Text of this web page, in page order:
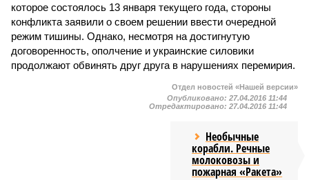
которое состоялось 13 января текущего года, стороны
конфликта заявили о своем решении ввести очередной
режим тишины. Однако, несмотря на достигнутую
договоренность, ополчение и украинские силовики
продолжают обвинять друг друга в нарушениях перемирия.
Отдел новостей «Нашей версии»
Опубликовано: 27.04.2016 11:44
Отредактировано: 27.04.2016 11:44
Необычные
корабли. Речные
молоковозы и
пожарная «Ракета»